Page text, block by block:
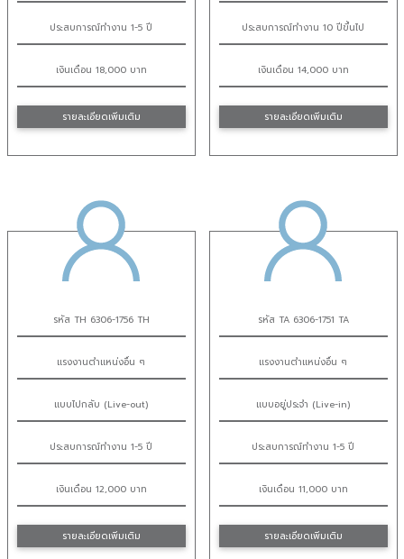
ประสบการณ์ทำงาน 1-5 ปี
เงินเดือน 18,000 บาท
รายละเอียดเพิ่มเติม
ประสบการณ์ทำงาน 10 ปีขึ้นไป
เงินเดือน 14,000 บาท
รายละเอียดเพิ่มเติม
รหัส TH 6306-1756 TH
แรงงานตำแหน่งอื่น ๆ
แบบไปกลับ (Live-out)
ประสบการณ์ทำงาน 1-5 ปี
เงินเดือน 12,000 บาท
รายละเอียดเพิ่มเติม
รหัส TA 6306-1751 TA
แรงงานตำแหน่งอื่น ๆ
แบบอยู่ประจำ (Live-in)
ประสบการณ์ทำงาน 1-5 ปี
เงินเดือน 11,000 บาท
รายละเอียดเพิ่มเติม